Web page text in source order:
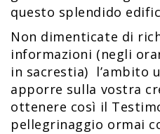
questo splendido
Non dimenticate di
informazioni (negli
in sacrestia) l’ambito
apporre sulla vostra
ottenere così il
pellegrinaggio ormai